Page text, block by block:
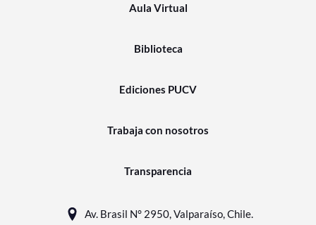
Aula Virtual
Biblioteca
Ediciones PUCV
Trabaja con nosotros
Transparencia
Av. Brasil N° 2950, Valparaíso, Chile.